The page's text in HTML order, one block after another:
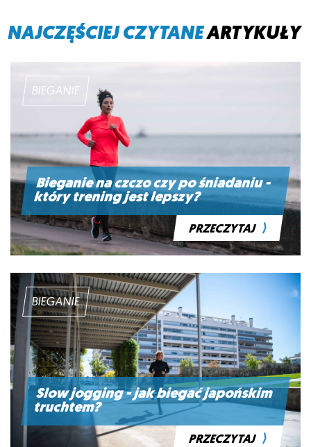
NAJCZĘŚCIEJ CZYTANEARTYKUŁY
BIEGANIE
Bieganie na czczo czy po śniadaniu -
który trening jest lepszy?
PRZECZYTAJ ⟩
BIEGANIE
Slow jogging - jak biegać japońskim
truchtem?
PRZECZYTAJ ⟩